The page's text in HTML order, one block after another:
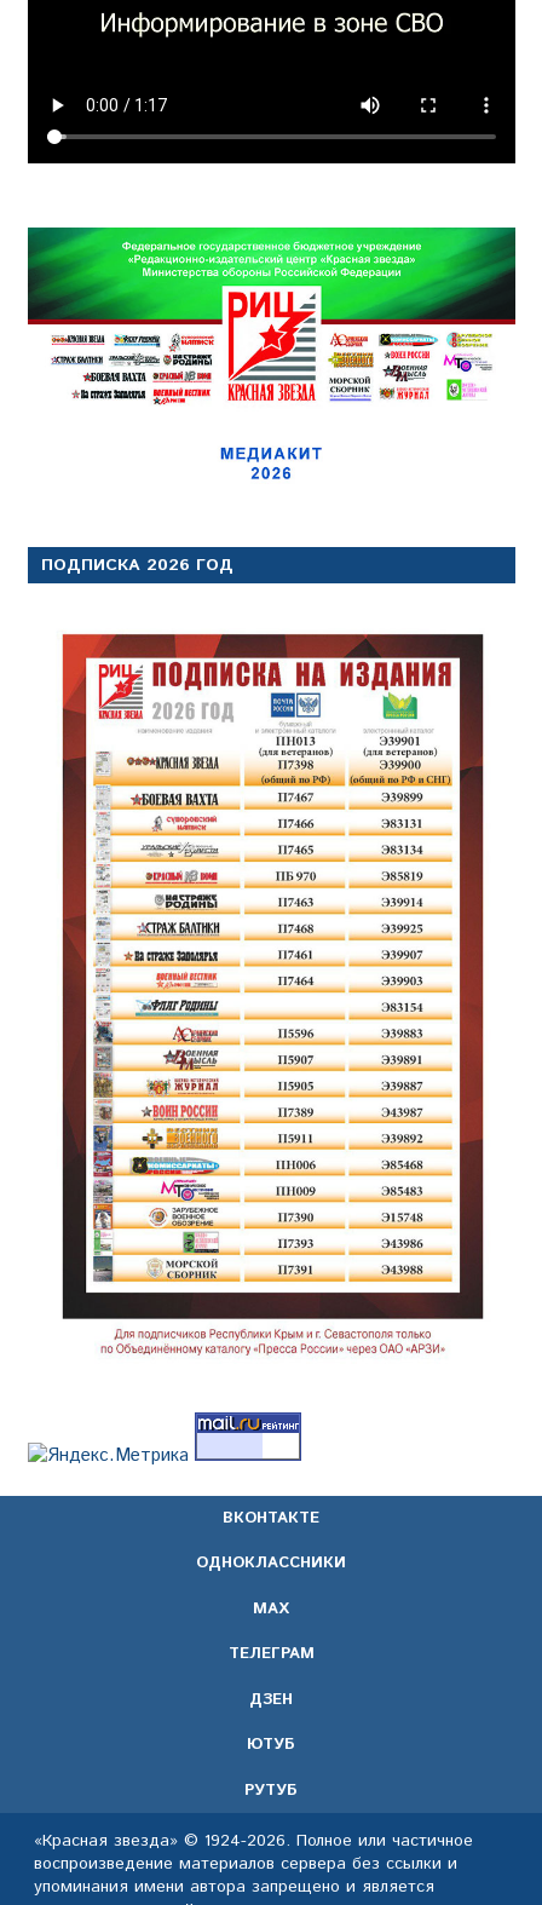
ПОДПИСКА 2026 ГОД
ВКОНТАКТЕ
ОДНОКЛАССНИКИ
МАХ
ТЕЛЕГРАМ
ДЗЕН
ЮТУБ
РУТУБ
«Красная звезда» © 1924-2026. Полное или частичное
воспроизведение материалов сервера без ссылки и
упоминания имени автора запрещено и является